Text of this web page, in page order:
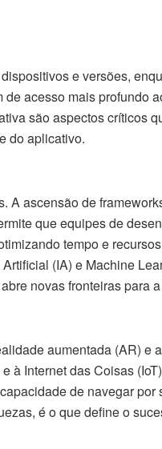
e versões,
acesso mais profundo
são aspectos críticos
do aplicativo.
A ascensão de
que equipes de
tempo e
(IA) e Machine
novas fronteiras para
aumentada (AR) e
à Internet das Coisas
de navegar por
é o que define o